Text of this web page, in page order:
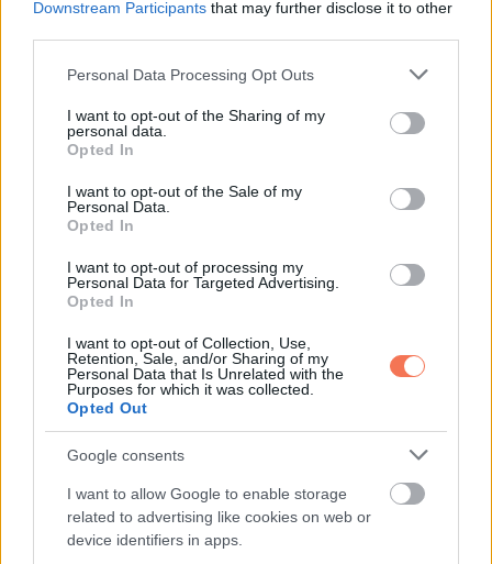
Downstream Participants that may further disclose it to other
Please note that this website/app uses one or more Google
not limited to your visit or usage behaviour. You may click to
grant or deny consent to Google and its third-party tags to
use your data for below specified purposes in below Google
consent section.
Personal Data Processing Opt Outs
I want to opt-out of the Sharing of my
personal data.
Opted In
I want to opt-out of the Sale of my
Personal Data.
Opted In
I want to opt-out of processing my
Personal Data for Targeted Advertising.
Opted In
I want to opt-out of Collection, Use,
Retention, Sale, and/or Sharing of my
Personal Data that Is Unrelated with the
Purposes for which it was collected.
Opted Out
Google consents
I want to allow Google to enable storage
related to advertising like cookies on web or
device identifiers in apps.
Érdemes a nap folyamán elegendő folyadékot inni, ha
rostban gazdag ételek, például manióka is szerepel az
étrendben.
5. Összegzés
A manióka mértékkel fogyasztva része lehet egy idősebb
ember kiegyensúlyozott étrendjének. Energiát ad, tartalmaz
biztonságos, ha megfelelően készítik el, és nem viszik
túlzásba a mennyiségét.
Időskorban a legjobb, ha a manióka csak egy része az
étkezésnek, és mellé mindig kerül fehérje, zöldség és
valamilyen egészséges zsírforrás. Így jobban támogatható
az általános egészség, a jó közérzet és a mindennapi